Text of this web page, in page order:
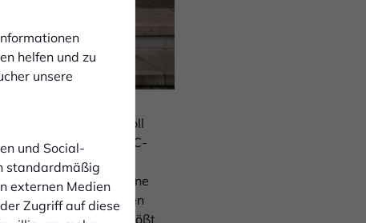
helfen und zu
unsere
und Social-
standardmäßig
externen Medien
Zugriff auf diese
Kreisliga A spielt, soll
Mittelfristig soll die FC-
an das
findet auch hier eine
Schnittstelle zwischen
übernimmt, stößt